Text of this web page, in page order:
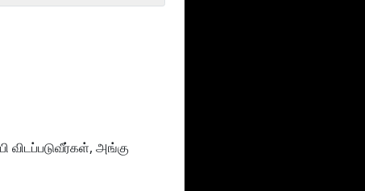
விடப்படுவீர்கள், அங்கு